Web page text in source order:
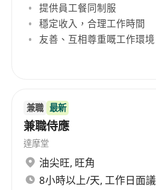
提供員工餐同制服
穩定收入，合理工作時間
友善、互相尊重嘅工作環境
兼職 最新
兼職侍應
達摩堂
油尖旺, 旺角
8小時以上/天, 工作日面議